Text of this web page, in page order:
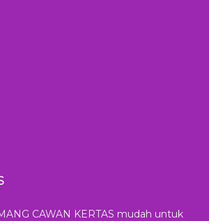
CAWAN KERTAS mudah untuk